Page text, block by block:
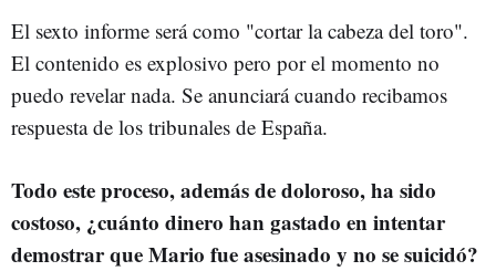
El sexto informe será como "cortar la cabeza del toro".
El contenido es explosivo pero por el momento no
puedo revelar nada. Se anunciará cuando recibamos
respuesta de los tribunales de España.
Todo este proceso, además de doloroso, ha sido
costoso, ¿cuánto dinero han gastado en intentar
demostrar que Mario fue asesinado y no se suicidó?